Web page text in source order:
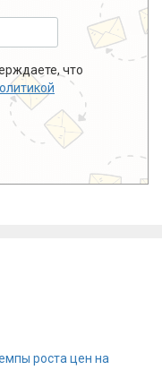
что
роста цен на